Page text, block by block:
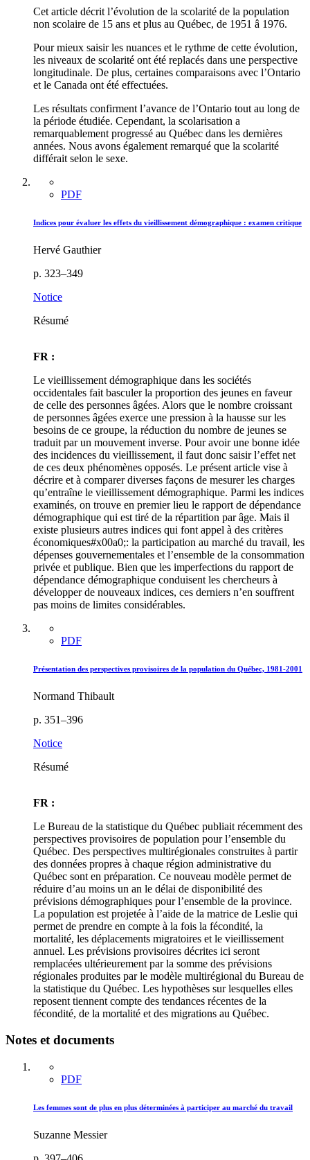
Cet article décrit l’évolution de la scolarité de la population
non scolaire de 15 ans et plus au Québec, de 1951 â 1976.
Pour mieux saisir les nuances et le rythme de cette évolution,
les niveaux de scolarité ont été replacés dans une perspective
longitudinale. De plus, certaines comparaisons avec l’Ontario
et le Canada ont été effectuées.
Les résultats confirment l’avance de l’Ontario tout au long de
la période étudiée. Cependant, la scolarisation a
remarquablement progressé au Québec dans les dernières
années. Nous avons également remarqué que la scolarité
différait selon le sexe.
PDF
Indices pour évaluer les effets du vieillissement démographique : examen critique
Hervé Gauthier
p. 323–349
Notice
Résumé
FR :
Le vieillissement démographique dans les sociétés
occidentales fait basculer la proportion des jeunes en faveur
de celle des personnes âgées. Alors que le nombre croissant
de personnes âgées exerce une pression à la hausse sur les
besoins de ce groupe, la réduction du nombre de jeunes se
traduit par un mouvement inverse. Pour avoir une bonne idée
des incidences du vieillissement, il faut donc saisir l’effet net
de ces deux phénomènes opposés. Le présent article vise à
décrire et à comparer diverses façons de mesurer les charges
qu’entraîne le vieillissement démographique. Parmi les indices
examinés, on trouve en premier lieu le rapport de dépendance
démographique qui est tiré de la répartition par âge. Mais il
existe plusieurs autres indices qui font appel à des critères
économiques#x00a0;: la participation au marché du travail, les
dépenses gouvernementales et l’ensemble de la consommation
privée et publique. Bien que les imperfections du rapport de
dépendance démographique conduisent les chercheurs à
développer de nouveaux indices, ces derniers n’en souffrent
pas moins de limites considérables.
PDF
Présentation des perspectives provisoires de la population du Québec, 1981-2001
Normand Thibault
p. 351–396
Notice
Résumé
FR :
Le Bureau de la statistique du Québec publiait récemment des
perspectives provisoires de population pour l’ensemble du
Québec. Des perspectives multirégionales construites à partir
des données propres à chaque région administrative du
Québec sont en préparation. Ce nouveau modèle permet de
réduire d’au moins un an le délai de disponibilité des
prévisions démographiques pour l’ensemble de la province.
La population est projetée à l’aide de la matrice de Leslie qui
permet de prendre en compte à la fois la fécondité, la
mortalité, les déplacements migratoires et le vieillissement
annuel. Les prévisions provisoires décrites ici seront
remplacées ultérieurement par la somme des prévisions
régionales produites par le modèle multirégional du Bureau de
la statistique du Québec. Les hypothèses sur lesquelles elles
reposent tiennent compte des tendances récentes de la
fécondité, de la mortalité et des migrations au Québec.
Notes et documents
PDF
Les femmes sont de plus en plus déterminées à participer au marché du travail
Suzanne Messier